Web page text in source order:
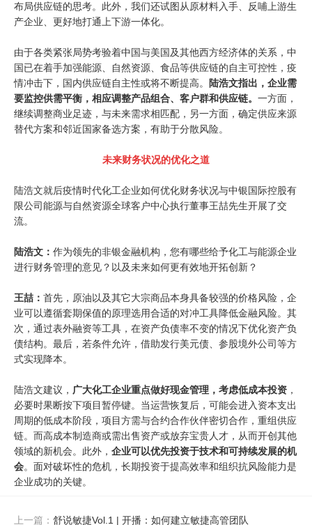
布局供应链的思考。此外，我们还试图从原材料入手、反哺上游生
产企业、更好地打通上下游一体化。
由于各类紧张局势考验着中国与美国及其他西方经济体的关系，中
国已在着手加强能源、自然资源、食品等供应链的自主可控性，疫
情冲击下，国内供应链自主性或将不断提高。
陆浩文指出，企业需
要监控供需平衡，相应调整产品组合、客户群和供应链。 一方面，
继续调整商业足迹，与未来需求相匹配，另一方面，确定供应来源
替代方案和邻近国家备选方案，有助于分散风险。
未来财务状况的优化之道
陆浩文就后疫情时代化工企业如何优化财务状况与中银国际控股有
限公司能源与自然资源全球客户中心执行董事王喆先生开展了交
流。
陆浩文： 作为领先的非银金融机构，您有哪些给予化工与能源企业
进行财务管理的意见？以及未来如何更有效地开拓创新？
王喆： 首先，原油以及其它大宗商品本身具备较强的价格风险，企
业可以遵循套期保值的原理选用合适的对冲工具降低金融风险。其
次，通过表外融资等工具，在资产负债率不变的情况下优化资产负
债结构。最后，若条件允许，借助发行美元债、参股境外公司等方
式实现降本。
陆浩文建议， 广大化工企业重点做好现金管理，考虑低成本投资 ，
必要时果断按下项目暂停键。当运营恢复后，可能会进入资本支出
周期的低成本阶段，项目方需与合约合作伙伴密切合作，重组供应
链。而高成本制造商或需出售资产或放弃宝贵人才，从而开创其他
领域的新机会。此外， 企业可以优先投资于技术和可持续发展的机
会。面对破坏性的危机，长期投资于提高效率和组织抗风险能力是
企业成功的关键。
上一篇： 舒说敏捷Vol.1 | 开播：如何建立敏捷高管团队